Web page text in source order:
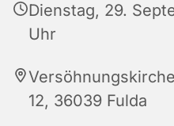
Dienstag, 29.
Uhr
12, 36039 Fulda